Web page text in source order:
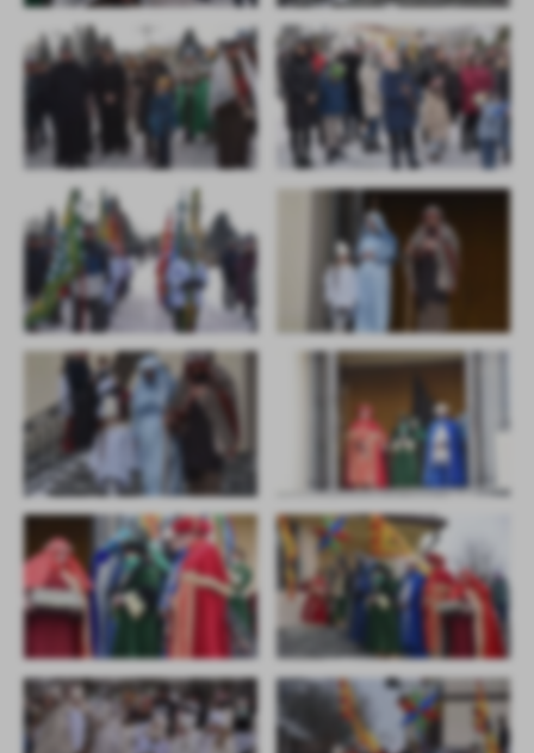
promocyjne mogą pojawić się na stronach podmiotów trzecich lub
firm będących naszymi partnerami oraz innych dostawców usług.
Firmy te działają w charakterze pośredników prezentujących nasze
treści w postaci wiadomości, ofert, komunikatów mediów
społecznościowych.